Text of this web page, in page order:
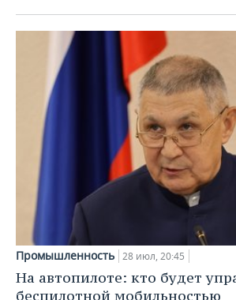
Промышленность 28 июл, 20:45
На автопилоте: кто будет
беспилотной мобильностью